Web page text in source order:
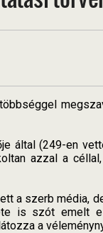
által (249-en
azzal a
a szerb média,
is szót emelt
a